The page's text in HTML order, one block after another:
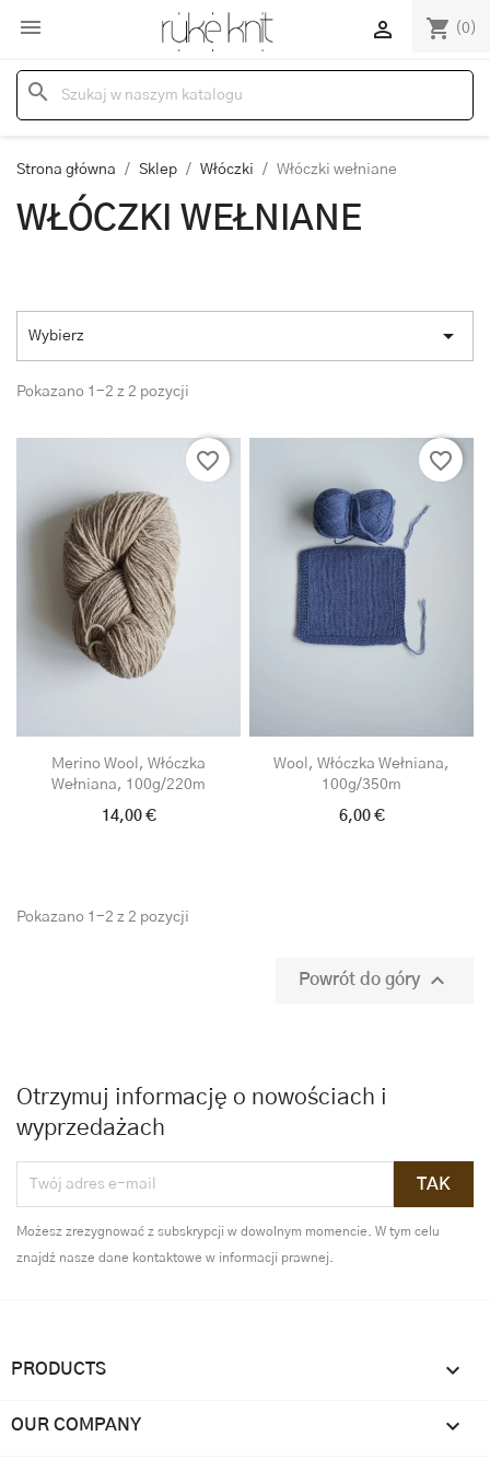
 shopping_cart (0)

search
Strona główna Sklep Włóczki Włóczki wełniane
WŁÓCZKI WEŁNIANE
Wybierz 
Pokazano 1-2 z 2 pozycji
Merino Wool, Włóczka
Wełniana, 100g/220m
14,00 €
favorite_border
Wool, Włóczka Wełniana,
100g/350m
6,00 €
favorite_border
Pokazano 1-2 z 2 pozycji
Powrót do góry 
Otrzymuj informację o nowościach i
wyprzedażach
Możesz zrezygnować z subskrypcji w dowolnym momencie. W tym celu
znajdź nasze dane kontaktowe w informacji prawnej.
PRODUCTS 
OUR COMPANY 